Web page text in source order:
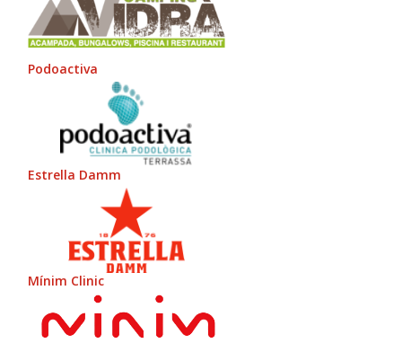
Podoactiva
Estrella Damm
Mínim Clinic